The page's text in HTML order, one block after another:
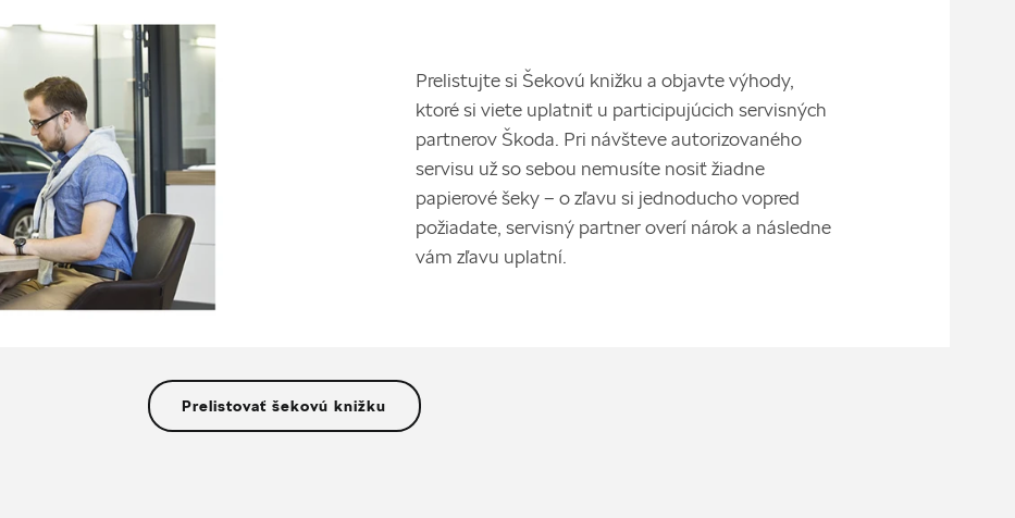
Prelistujte si Šekovú knižku a objavte výhody,
ktoré si viete uplatniť u participujúcich servisných
partnerov Škoda. Pri návšteve autorizovaného
servisu už so sebou nemusíte nosiť žiadne
papierové šeky – o zľavu si jednoducho vopred
požiadate, servisný partner overí nárok a následne
vám zľavu uplatní.
Prelistovať šekovú knižku